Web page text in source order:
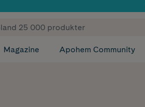
Magazine Apohem Community